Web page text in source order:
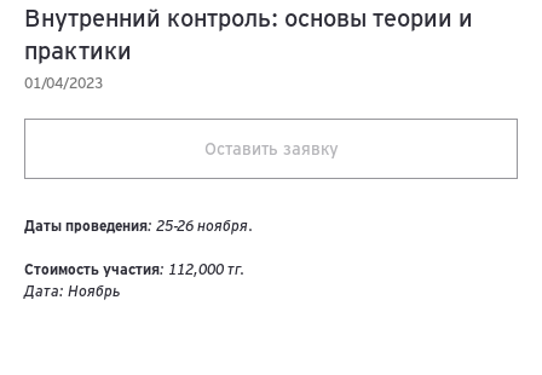
Внутренний контроль: основы теории и
практики
01/04/2023
Оставить заявку
Даты проведения: 25-26 ноября.
Стоимость участия: 112,000 тг.
Дата: Ноябрь